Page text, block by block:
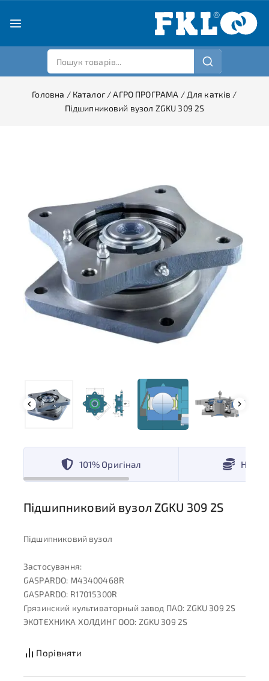
Головна / Каталог / АГРО ПРОГРАМА / Для катків /
Підшипниковий вузол ZGKU 309 2S
101% Оригінал
Підшипниковий вузол ZGKU 309 2S
Підшипниковий вузол
Застосування:
GASPARDO: M43400468R
GASPARDO: R17015300R
Грязинский культиваторный завод ПАО: ZGKU 309 2S
ЭКОТЕХНИКА ХОЛДИНГ ООО: ZGKU 309 2S
Порівняти